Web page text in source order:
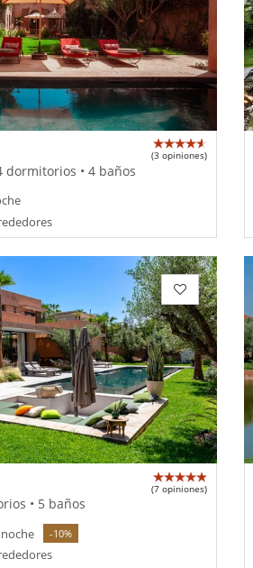
(3 opiniones)
dormitorios • 4 baños
(7 opiniones)
• 5 baños
-10%